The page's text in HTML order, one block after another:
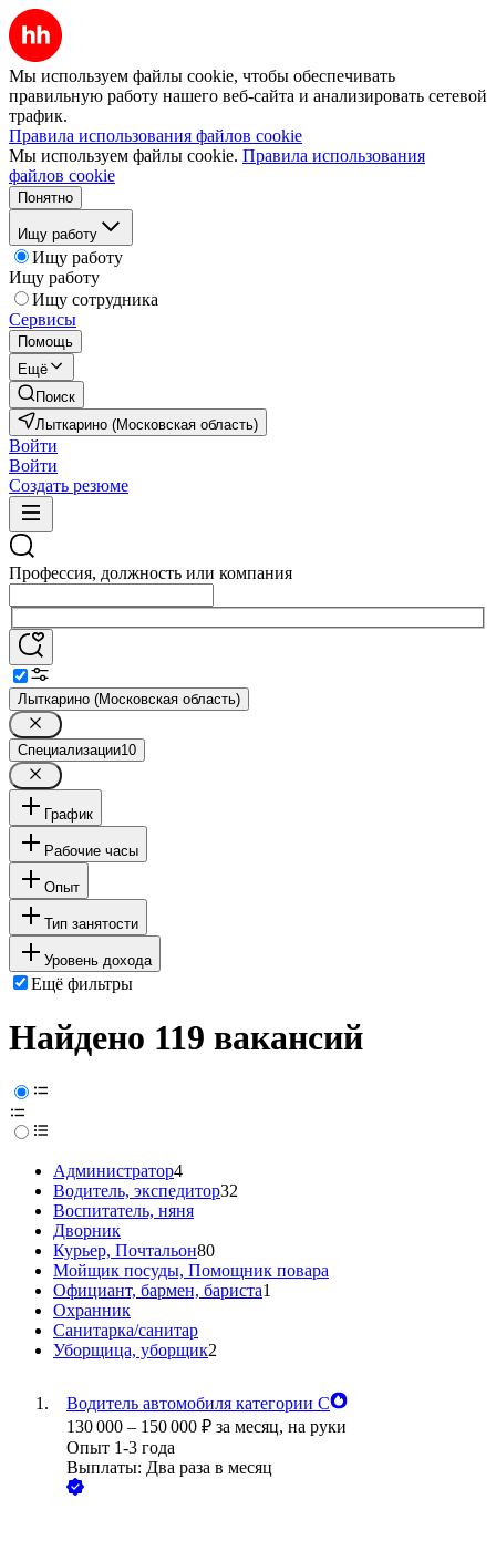
Мы используем файлы cookie, чтобы обеспечивать
правильную работу нашего веб-сайта и анализировать сетевой
трафик.
Правила использования файлов cookie
Мы используем файлы cookie. Правила использования
файлов cookie
Понятно
Ищу работу
Ищу работу
Ищу работу
Ищу сотрудника
Сервисы
Помощь
Ещё
Поиск
Лыткарино (Московская область)
Войти
Войти
Создать резюме
Профессия, должность или компания
Лыткарино (Московская область)
Специализации10
График
Рабочие часы
Опыт
Тип занятости
Уровень дохода
Ещё фильтры
Найдено 119 вакансий
Администратор4
Водитель, экспедитор32
Воспитатель, няня
Дворник
Курьер, Почтальон80
Мойщик посуды, Помощник повара
Официант, бармен, бариста1
Охранник
Санитарка/санитар
Уборщица, уборщик2
Водитель автомобиля категории С
130 000 – 150 000 ₽ за месяц, на руки
Опыт 1-3 года
Выплаты: Два раза в месяц